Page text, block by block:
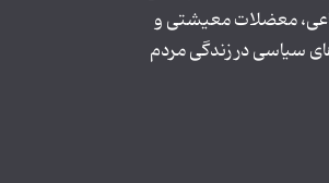
معضلات معیشتی و
سیاسی در زندگی مردم